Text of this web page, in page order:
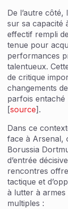
De l’autre
sur sa capacité
effectif rempli
tenue pour
performances
talentueux.
de critique
changements
parfois entaché
[source].
Dans ce
face à Arsenal,
Borussia
d’entrée
rencontres
tactique et
à lutter à armes
multiples :